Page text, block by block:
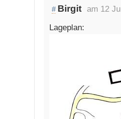
# Birgit
am 12
Lageplan: